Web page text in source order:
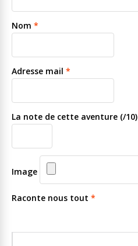
Nom *
Adresse mail *
La note de cette aventure (/10)
Image
Raconte nous tout *